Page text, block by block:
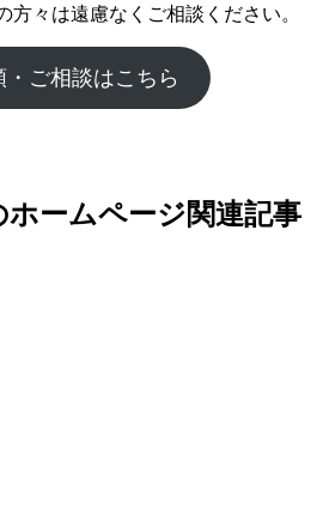
方々は遠慮なくご相談ください。
・ご相談はこちら
ームページ関連記事